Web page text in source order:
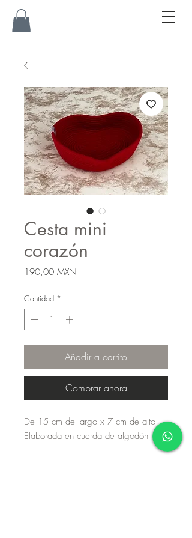
Cesta mini
corazón
190,00 MXN
Cantidad *
Añadir a carrito
Comprar ahora
De 15 cm de largo x 7 cm de alto
Elaborada en cuerda de algodón